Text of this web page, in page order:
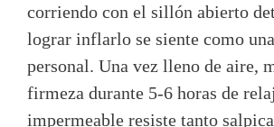
corriendo con el sillón abierto
lograr inflarlo se siente como
personal. Una vez lleno de aire,
firmeza durante 5-6 horas de
impermeable resiste tanto